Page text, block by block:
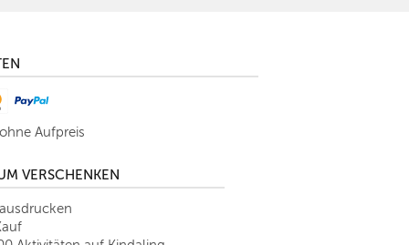
Aufpreis
VERSCHENKEN